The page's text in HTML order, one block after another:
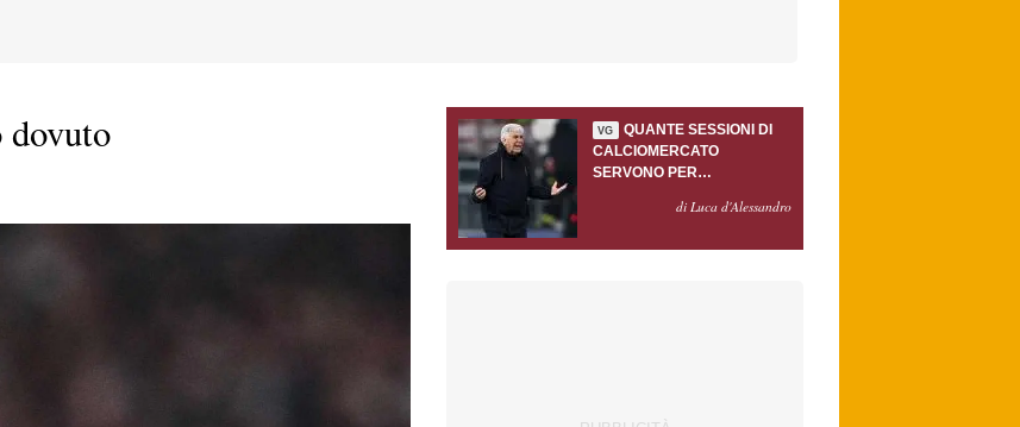
VG
QUANTE SESSIONI DI
CALCIOMERCATO
SERVONO PER
GASPERINI?di Luca d'Alessandro